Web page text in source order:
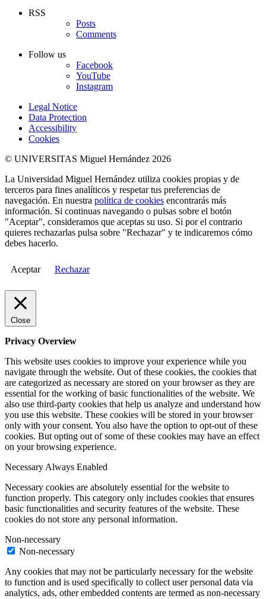
RSS
Posts
Comments
Follow us
Facebook
YouTube
Instagram
Legal Notice
Data Protection
Accessibility
Cookies
© UNIVERSITAS Miguel Hernández 2026
La Universidad Miguel Hernández utiliza cookies propias y de
terceros para fines analíticos y respetar tus preferencias de
navegación. En nuestra política de cookies encontrarás más
información. Si continuas navegando o pulsas sobre el botón
"Aceptar", consideramos que aceptas su uso. Si por el contrario
quieres rechazarlas pulsa sobre "Rechazar" y te indicaremos cómo
debes hacerlo.
Aceptar Rechazar
Close
Privacy Overview
This website uses cookies to improve your experience while you
navigate through the website. Out of these cookies, the cookies that
are categorized as necessary are stored on your browser as they are
essential for the working of basic functionalities of the website. We
also use third-party cookies that help us analyze and understand how
you use this website. These cookies will be stored in your browser
only with your consent. You also have the option to opt-out of these
cookies. But opting out of some of these cookies may have an effect
on your browsing experience.
Necessary Always Enabled
Necessary cookies are absolutely essential for the website to
function properly. This category only includes cookies that ensures
basic functionalities and security features of the website. These
cookies do not store any personal information.
Non-necessary
Non-necessary
Any cookies that may not be particularly necessary for the website
to function and is used specifically to collect user personal data via
analytics, ads, other embedded contents are termed as non-necessary